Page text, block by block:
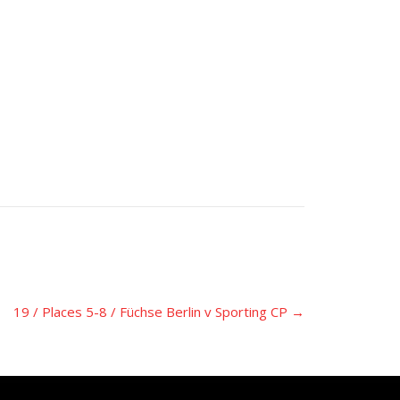
19 / Places 5-8 / Füchse Berlin v Sporting CP →